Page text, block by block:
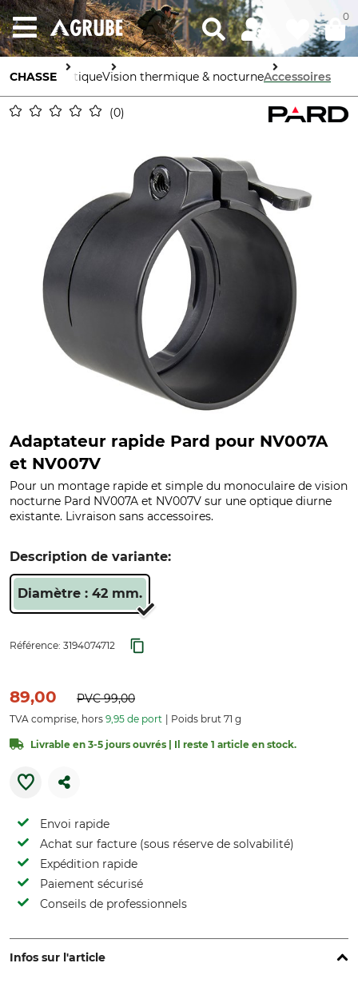
0
CHASSE OptiqueVision thermique & nocturneAccessoires
0
Adaptateur rapide Pard pour NV007A
et NV007V
Pour un montage rapide et simple du monoculaire de vision
nocturne Pard NV007A et NV007V sur une optique diurne
existante. Livraison sans accessoires.
Description de variante:
Diamètre : 42 mm.
Référence: 3194074712
89,00 PVC99,00
TVA comprise, hors 9,95 de port Poids brut 71 g
Livrable en 3-5 jours ouvrés | Il reste 1 article en stock.
Envoi rapide
Achat sur facture (sous réserve de solvabilité)
Expédition rapide
Paiement sécurisé
Conseils de professionnels
Infos sur l'article